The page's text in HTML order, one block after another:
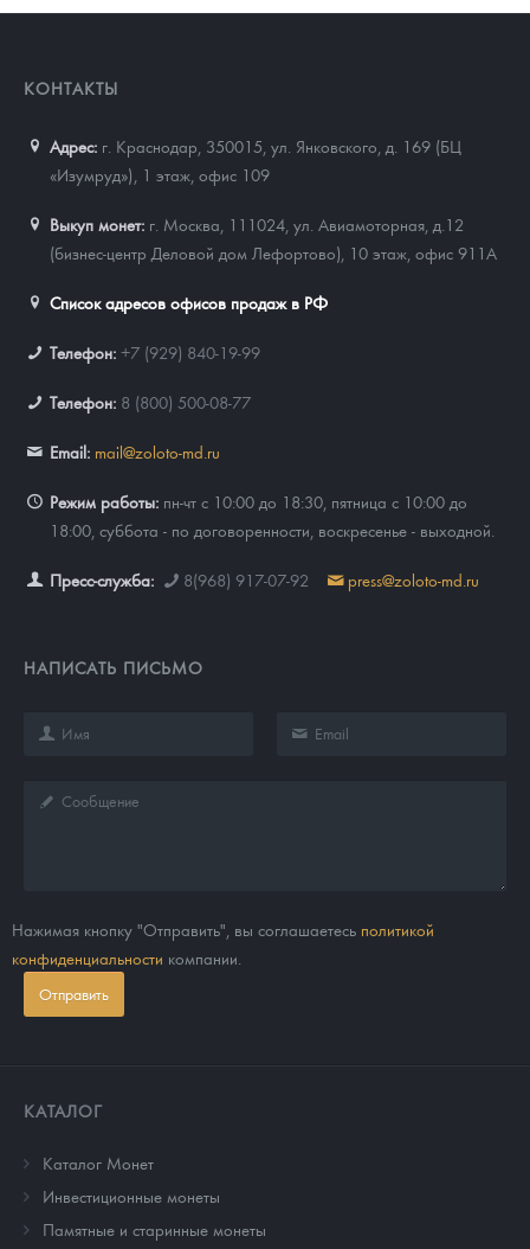
КОНТАКТЫ
Адрес: г. Краснодар, 350015 ул. Янковского, д. 169 (БЦ
«Изумруд»), 1 этаж, офис 109
Выкуп монет: г. Москва, 111024, ул. Авиамоторная, д.12
(бизнес-центр Деловой дом Лефортово), 10 этаж, офис 911А
Список адресов офисов продаж в РФ
Телефон: +7 (929) 840-19-99
Телефон: 8 (800) 500-08-77
Email: mail@zoloto-md.ru
Режим работы: пн-чт с 10:00 до 18:30, пятница с 10:00 до
18:00, суббота - по договоренности, воскресенье - выходной.
Пресс-служба: 8(968) 917-07-92 press@zoloto-md.ru
НАПИСАТЬ ПИСЬМО
Нажимая кнопку "Отправить", вы соглашаетесь политикой
конфиденциальности компании.
Отправить
КАТАЛОГ
Каталог Монет
Инвестиционные монеты
Памятные и старинные монеты